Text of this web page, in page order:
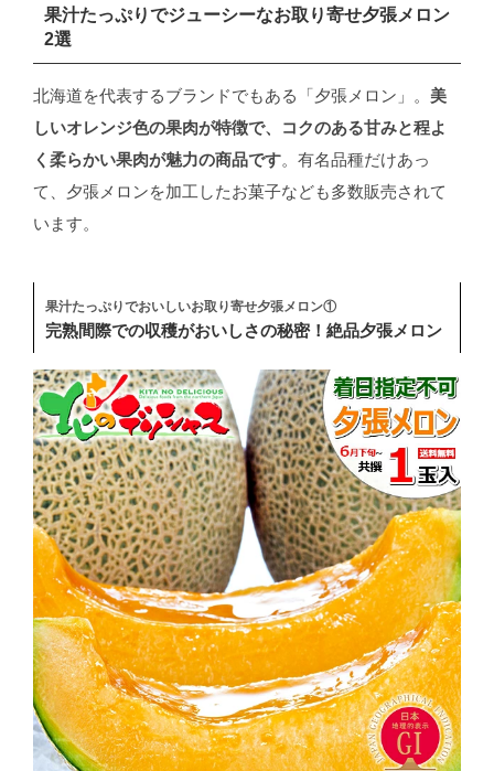
果汁たっぷりでジューシーなお取り寄せ夕張メロン
2選
北海道を代表するブランドでもある「夕張メロン」。 美
しいオレンジ色の果肉が特徴で、コクのある甘みと程よ
く柔らかい果肉が魅力の商品です。有名品種だけあっ
て、夕張メロンを加工したお菓子なども多数販売されて
います。
果汁たっぷりでおいしいお取り寄せ夕張メロン①
完熟間際での収穫がおいしさの秘密！絶品夕張メロン